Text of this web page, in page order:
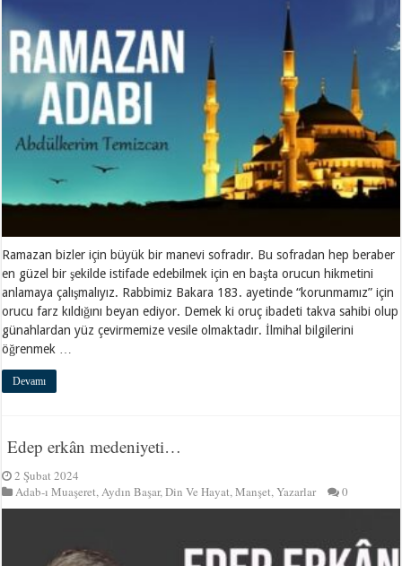
Ramazan bizler için büyük bir manevi sofradır. Bu sofradan hep beraber
en güzel bir şekilde istifade edebilmek için en başta orucun hikmetini
anlamaya çalışmalıyız. Rabbimiz Bakara 183. ayetinde “korunmamız” için
orucu farz kıldığını beyan ediyor. Demek ki oruç ibadeti takva sahibi olup
günahlardan yüz çevirmemize vesile olmaktadır. İlmihal bilgilerini
öğrenmek …
Devamı
Edep erkân medeniyeti…
2 Şubat 2024
Adab-ı Muaşeret,Aydın Başar,Din Ve Hayat,Manşet,Yazarlar 0